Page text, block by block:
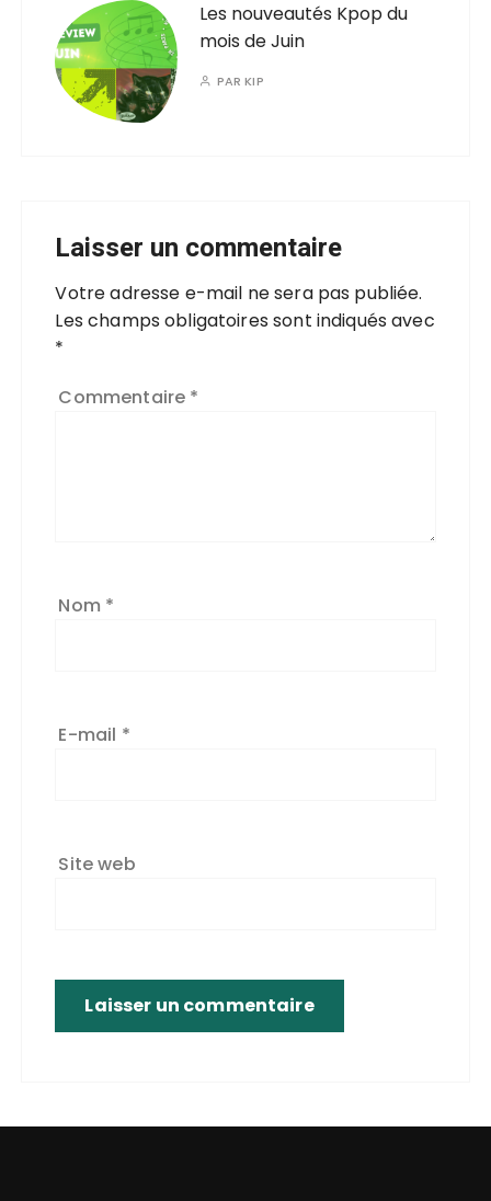
Les nouveautés Kpop du
mois de Juin
PARKIP
Laisser un commentaire
Votre adresse e-mail ne sera pas publiée.
Les champs obligatoires sont indiqués avec
*
Commentaire *
Nom *
E-mail *
Site web